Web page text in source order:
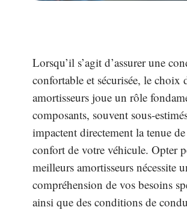
Lorsqu’il s’agit d’assurer une
confortable et sécurisée, le choix
amortisseurs joue un rôle
composants, souvent sous-
impactent directement la tenue
confort de votre véhicule. Opter
meilleurs amortisseurs nécessite
compréhension de vos besoins
ainsi que des conditions de